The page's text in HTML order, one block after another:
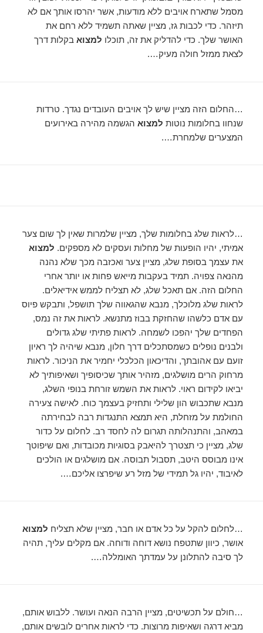
מסמל שתארח אויבים ללא מודעות, אשר יהרסו אותך אם לא
תיזהר. כדי לכבות גז, מציין שאתה תשמיד ללא רחם את
האושר שלך. כדי להדליק את זה, תוכלו למצוא בקלות דרך
לצאת ממזל חולה מעיק….
…החלום הזה מציין שיש לך אויבים העובדים נגדך. טרדות
שנחוו בחלומות נוטות למצוא הגשמה מהירה באירועים
המצערים שלמחרת….
…לראות שלג בחלומות שלך, מציין שלמרות שאין לך שום צער
אמיתי, יהיו הופעות של מחלות ועסקים לא מספקים. למצוא
את עצמך בסופת שלג, מציין צער ואכזבה מכך שלא נהנה
מהנאה צפויה. תמיד בעקבות מייאש פחות או יותר אחרי
החלום הזה. אם תאכל שלג, לא תצליח לממש אידיאלים.
לראות שלג מלוכלך, מנבא שהגאווה שלך תושפל, ותבקש פיוס
עם אדם כלשהו שהחזקת בבוז מתנשא. לראות את זה נמס,
הפחדים שלך יהפכו לשמחה. לראות פתיתי שלג גדולים
ולבנים נופלים כשמסתכלים דרך חלון, מנבא שיהיה לך ראיון
זועם עם אהובתך, והדיכאון הכלכלי יחמיר את הניכור. לראות
מרחוק הרים מושלגים, מזהיר אותך שכיסופיך ושאיפותיך לא
יביאו לקידום ראוי. לראות את השמש זורחת בנופי השלג,
מנבא שתכבוש הון שלילי ותחזיק בעצמך כוח. לאישה צעירה
החולמת על מזחלת, היא תמצא התנגדות רבה לבחירתה
במאהב, והתנהלותה תגרום לה לחסד רב. לחלום על כדור
שלג, מציין כי תצטרך להיאבק בסוגיות מכובדות, ואם שיפוטך
אינו מבוסס היטב, תסבול תבוסה. אם מושלגים או הולכים
לאיבוד, יהיו גל תמידי של מזל רע שיפרצו אליכם….
…לחלום להקל על כל אדם או חבר, מציין שלא תצליח למצוא
אושר, כיוון שתטפח נושא דוחה ודוחה. אם מקלים עליך, תהיה
לך סיבה להתלונן על עמדתך האומללה….
…חולם על תכשיטים, מציין הרבה הנאה ועושר. ללבוש אותם,
מביא דרגה ושאיפות מרוצות. כדי לראות אחרים לובשים אותם,